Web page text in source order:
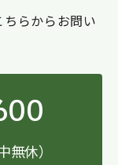
らからお問い
無休）